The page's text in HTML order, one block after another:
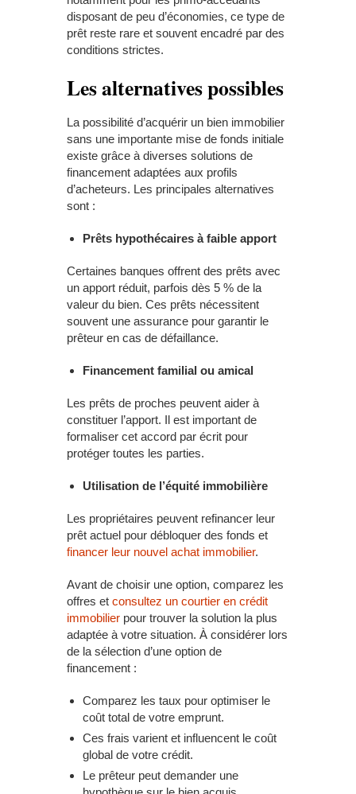
disposant de peu d’économies, ce type de
prêt reste rare et souvent encadré par des
conditions strictes.
Les alternatives possibles
La possibilité d’acquérir un bien immobilier
sans une importante mise de fonds initiale
existe grâce à diverses solutions de
financement adaptées aux profils
d’acheteurs. Les principales alternatives
sont :
Prêts hypothécaires à faible apport
Certaines banques offrent des prêts avec
un apport réduit, parfois dès 5 % de la
valeur du bien. Ces prêts nécessitent
souvent une assurance pour garantir le
prêteur en cas de défaillance.
Financement familial ou amical
Les prêts de proches peuvent aider à
constituer l’apport. Il est important de
formaliser cet accord par écrit pour
protéger toutes les parties.
Utilisation de l’équité immobilière
Les propriétaires peuvent refinancer leur
prêt actuel pour débloquer des fonds et
financer leur nouvel achat immobilier.
Avant de choisir une option, comparez les
offres et consultez un courtier en crédit
immobilier pour trouver la solution la plus
adaptée à votre situation. À considérer lors
de la sélection d’une option de
financement :
Comparez les taux pour optimiser le
coût total de votre emprunt.
Ces frais varient et influencent le coût
global de votre crédit.
Le prêteur peut demander une